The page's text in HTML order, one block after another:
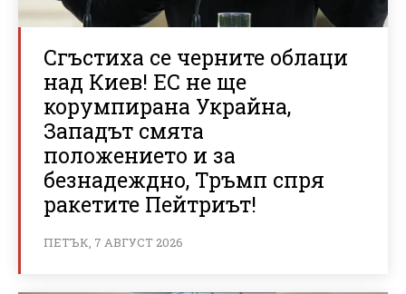
Сгъстиха се черните облаци
над Киев! ЕС не ще
корумпирана Украйна,
Западът смята
положението и за
безнадеждно, Тръмп спря
ракетите Пейтриът!
ПЕТЪК, 7 АВГУСТ 2026